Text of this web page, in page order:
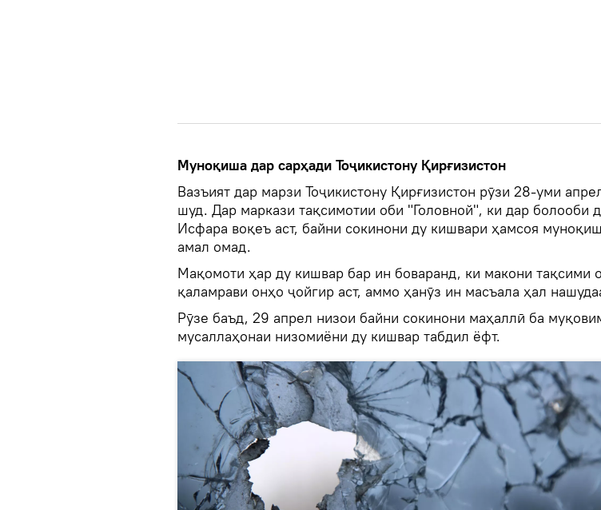
Муноқиша дар сарҳади Тоҷикистону Қирғизистон
Вазъият дар марзи Тоҷикистону Қирғизистон рӯзи 28-уми
шуд. Дар маркази тақсимотии оби "Головной", ки дар болооби
Исфара воқеъ аст, байни сокинони ду кишвари ҳамсоя
амал омад.
Мақомоти ҳар ду кишвар бар ин боваранд, ки макони тақсими
қаламрави онҳо ҷойгир аст, аммо ҳанӯз ин масъала ҳал
Рӯзе баъд, 29 апрел низои байни сокинони маҳаллӣ ба
мусаллаҳонаи низомиёни ду кишвар табдил ёфт.